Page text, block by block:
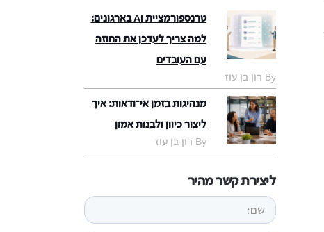
טרנספורמציית AI בארגונים:
למה צריך לעדכן את החוזה
עם העובדים
By רון בן עוז
מנהיגות בזמן אי־ודאות: איך
ליצור כיוון ולבנות אמון
By רון בן עוז
ליצירת קשר מהיר